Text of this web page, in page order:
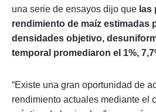
una serie de ensayos dijo que las
rendimiento de maíz estimadas
densidades objetivo,
temporal promediaron el 1%,
“Existe una gran oportunidad de
rendimiento actuales mediante el